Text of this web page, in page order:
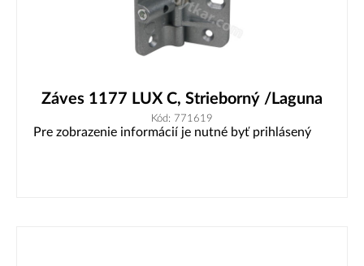
Záves 1177 LUX C, Strieborný /Laguna
Kód: 771619
Pre zobrazenie informácií je nutné byť prihlásený